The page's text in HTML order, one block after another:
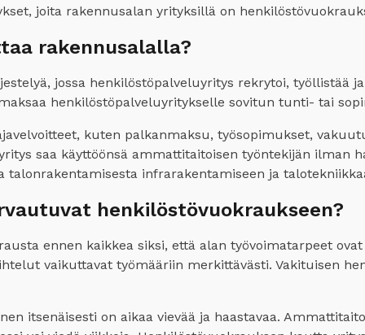
joita rakennusalan yrityksillä on
rakennusalalla?
jossa henkilöstöpalveluyritys rekrytoi, työllistää
henkilöstöpalveluyritykselle sovitun tunti- tai
kuten palkanmaksu, työsopimukset,
saa käyttöönsä ammattitaitoisen työntekijän ilman
infrarakentamiseen ja
henkilöstövuokraukseen?
ennen kaikkea siksi, että alan työvoimatarpeet
vaikuttavat työmääriin merkittävästi. Vakituisen
itsenäisesti on aikaa vievää ja haastavaa.